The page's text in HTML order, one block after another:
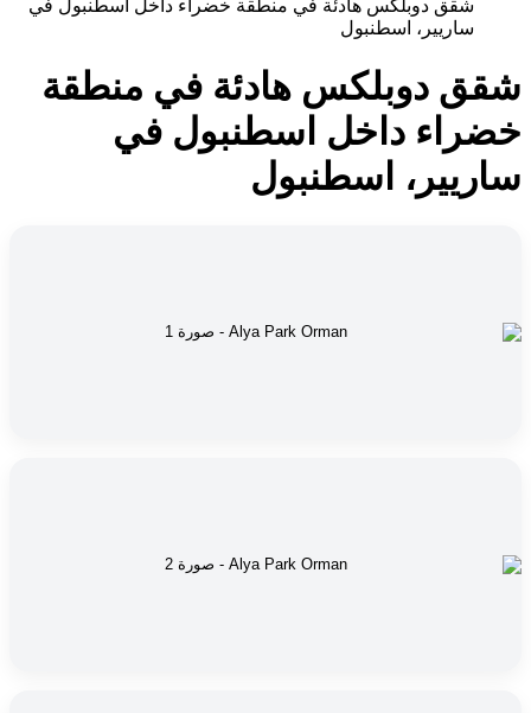
شقق دوبلكس هادئة في منطقة خضراء داخل اسطنبول في
ساريير، اسطنبول
شقق دوبلكس هادئة في منطقة
خضراء داخل اسطنبول في
ساريير، اسطنبول